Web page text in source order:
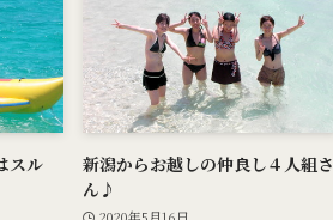
スル
新潟からお越しの仲良し４人組さ
ん♪